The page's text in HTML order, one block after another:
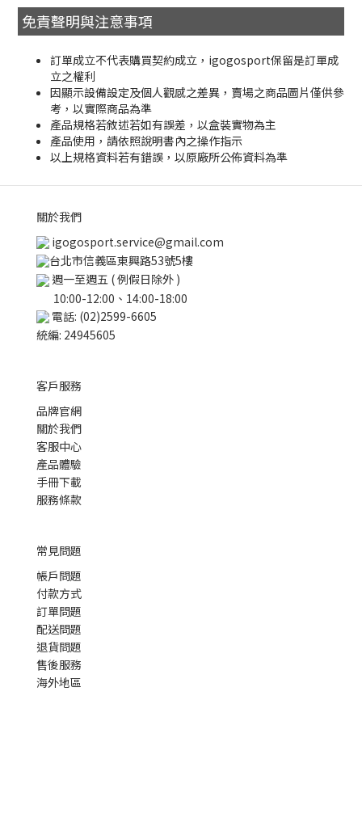
免責聲明與注意事項
訂單成立不代表購買契約成立，igogosport保留是訂單成
立之權利
因顯示設備設定及個人觀感之差異，賣場之商品圖片僅供參
考，以實際商品為準
產品規格若敘述若如有誤差，以盒裝實物為主
產品使用，請依照說明書內之操作指示
以上規格資料若有錯誤，以原廠所公佈資料為準
關於我們
igogosport.service@gmail.com
台北市信義區東興路53號5樓
週一至週五 ( 例假日除外 )
10:00-12:00、14:00-18:00
電話: (02)2599-6605
統編: 24945605
客戶服務
品牌官網
關於我們
客服中心
產品體驗
手冊下載
服務條款
常見問題
帳戶問題
付款方式
訂單問題
配送問題
退貨問題
售後服務
海外地區